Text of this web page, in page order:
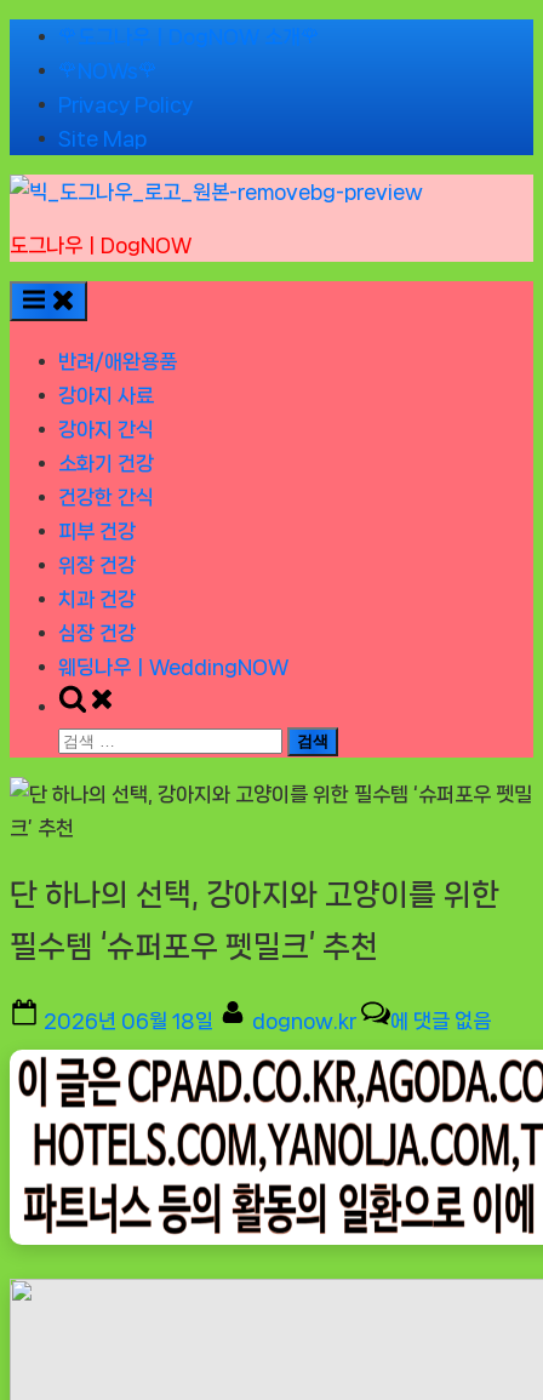
Skip
content
🌹도그나우ㅣDogNOW 소개🌹
🌹NOWs🌹
Privacy Policy
Site Map
도그나우ㅣDogNOW
반려/애완용품
강아지 사료
강아지 간식
소화기 건강
건강한 간식
피부 건강
위장 건강
치과 건강
심장 건강
웨딩나우ㅣWeddingNOW
Toggle
search
검
단 하나의 선택, 강아지와 고양이를 위한
필수템 ‘슈퍼포우 펫밀크’ 추천
Posted
on
2026년 06월 18일 By
dognow.kr
단
하
나
선
택,
강
아
지
에 댓글 없음